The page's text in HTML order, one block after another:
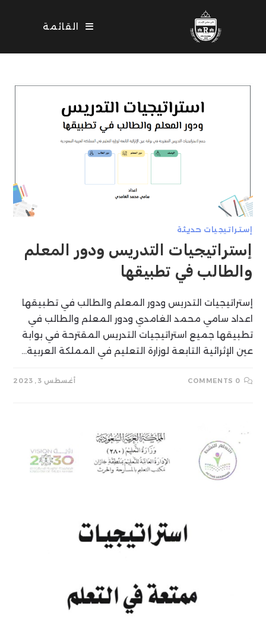
القائمة
إستراتيجيات حديثة
إستراتيجيات التدريس ودور المعلم
والطالب في تطبيقها
إستراتيجيات التدريس ودور المعلم والطالب في تطبيقها
اعداد سامي محمد الغامدي ودور المعلم والطالب في
تطبيقها جميع استراتيجيات التدريس المقترحة في بوابة
عين الإثرائية التابعة لوزارة التعليم في المملكة العربية…
0 COMMENTS أغسطس 3, 2023